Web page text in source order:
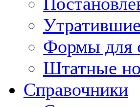
Формы для
Штатные
Справочники